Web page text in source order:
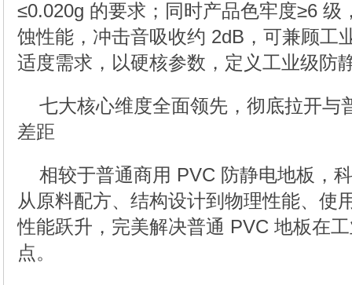
≤0.020g 的要求；同时产品色牢度≥6 级
蚀性能，冲击音吸收约 2dB，可兼顾工
适度需求，以硬核参数，定义工业级防
七大核心维度全面领先，彻底拉开与
差距
相较于普通商用 PVC 防静电地板，
从原料配方、结构设计到物理性能、使
性能跃升，完美解决普通 PVC 地板在
点。